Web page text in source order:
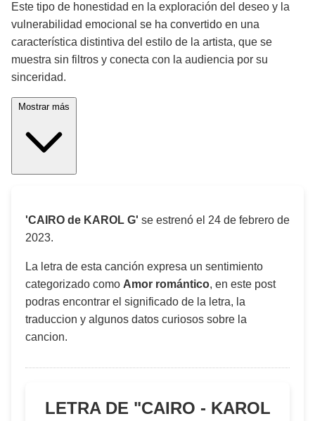
Este tipo de honestidad en la exploración del deseo y la
vulnerabilidad emocional se ha convertido en una
característica distintiva del estilo de la artista, que se
muestra sin filtros y conecta con la audiencia por su
sinceridad.
'CAIRO de KAROL G' se estrenó el 24 de febrero de
2023.
La letra de esta canción expresa un sentimiento
categorizado como Amor romántico, en este post
podras encontrar el significado de la letra, la
traduccion y algunos datos curiosos sobre la
cancion.
LETRA DE "CAIRO - KAROL